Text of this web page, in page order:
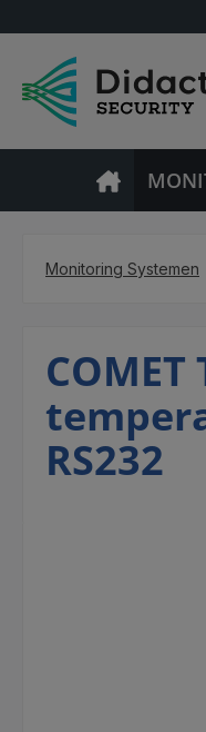
Monitoring Systemen
RS232